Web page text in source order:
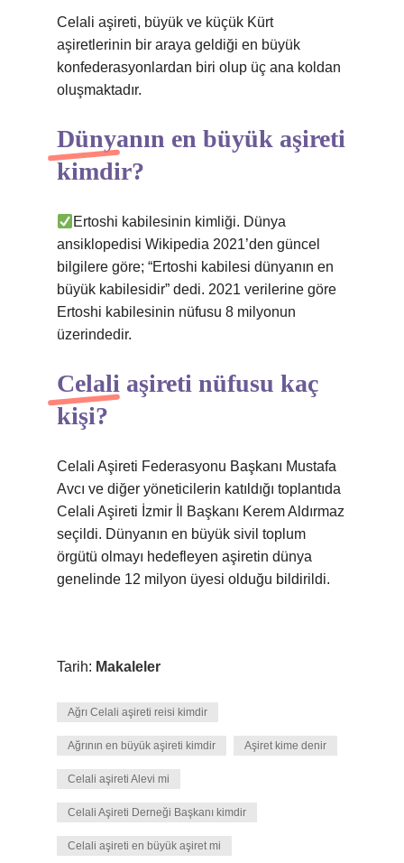
Celali aşireti, büyük ve küçük Kürt
aşiretlerinin bir araya geldiği en büyük
konfederasyonlardan biri olup üç ana koldan
oluşmaktadır.
Dünyanın en büyük aşireti
kimdir?
Ertoshi kabilesinin kimliği. Dünya
ansiklopedisi Wikipedia 2021’den güncel
bilgilere göre; “Ertoshi kabilesi dünyanın en
büyük kabilesidir” dedi. 2021 verilerine göre
Ertoshi kabilesinin nüfusu 8 milyonun
üzerindedir.
Celali aşireti nüfusu kaç
kişi?
Celali Aşireti Federasyonu Başkanı Mustafa
Avcı ve diğer yöneticilerin katıldığı toplantıda
Celali Aşireti İzmir İl Başkanı Kerem Aldırmaz
seçildi. Dünyanın en büyük sivil toplum
örgütü olmayı hedefleyen aşiretin dünya
genelinde 12 milyon üyesi olduğu bildirildi.
Tarih: Makaleler
Ağrı Celali aşireti reisi kimdir
Ağrının en büyük aşireti kimdir Aşiret kime denir
Celali aşireti Alevi mi
Celali Aşireti Derneği Başkanı kimdir
Celali aşireti en büyük aşiret mi